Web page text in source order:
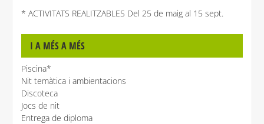
* ACTIVITATS REALITZABLES Del 25 de maig al 15 sept.
I A MÉS A MÉS
Piscina*
Nit temàtica i ambientacions
Discoteca
Jocs de nit
Entrega de diploma